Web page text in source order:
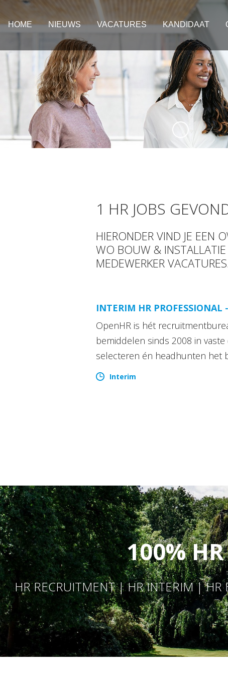
HOME NIEUWS VACATURES KANDIDAAT
1 HR JOBS
HIERONDER VIND JE EEN
WO BOUW &
MEDEWERKER VACATURES.
INTERIM HR PROFESSIONAL
OpenHR is hét
bemiddelen sinds 2008 in
selecteren én headhunten het
Interim
100% HR
HR RECRUITMENT | HR INTERIM | HR